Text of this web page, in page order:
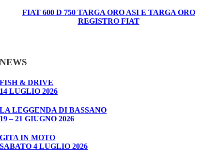
FIAT 600 D 750 TARGA ORO ASI E TARGA ORO
REGISTRO FIAT
NEWS
FISH & DRIVE
14 LUGLIO 2026
LA LEGGENDA DI BASSANO
19 – 21 GIUGNO 2026
GITA IN MOTO
SABATO 4 LUGLIO 2026